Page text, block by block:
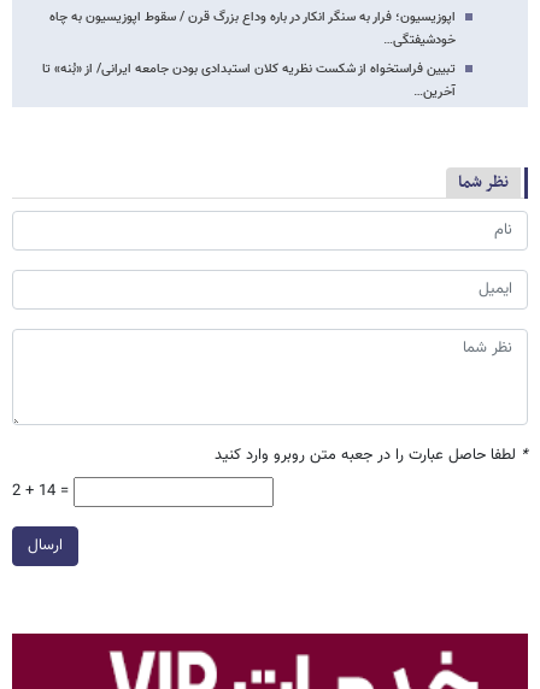
اپوزیسیون؛ فرار به سنگر انکار در باره وداع بزرگ قرن / سقوط اپوزیسیون به چاه
خودشیفتگی…
تبیین فراستخواه از شکست نظریه کلان استبدادی بودن جامعه ایرانی/ از «بُنه» تا
آخرین…
نظر شما
* لطفا حاصل عبارت را در جعبه متن روبرو وارد کنید
2 + 14 =
ارسال